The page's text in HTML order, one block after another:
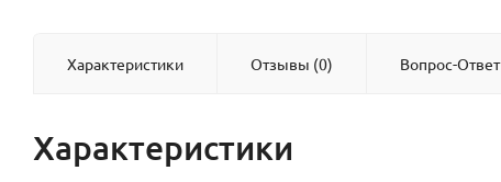
Характеристики Отзывы (0) Вопрос-Ответ
Характеристики